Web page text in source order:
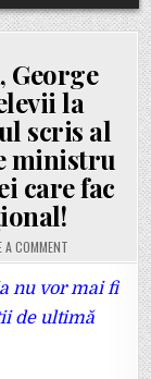
la
scris al
ministru
care fac
A COMMENTON
DIRECTORUL
SURAIA,
GEORGE
ARITON,
A
TERMOSCANAT
nu vor mai fi
de ultimă